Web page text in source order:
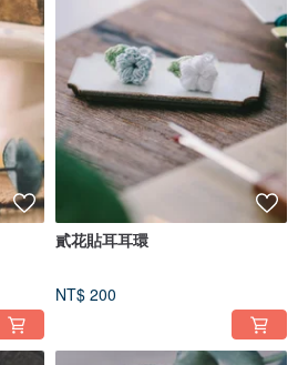
貳花貼耳耳環
NT$ 200